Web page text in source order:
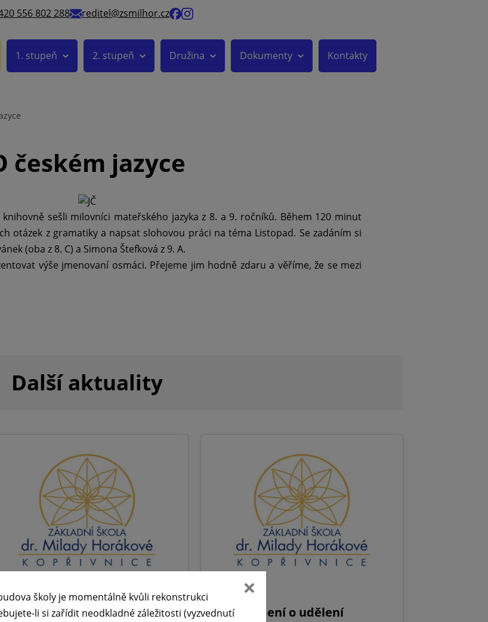
556 802 288 reditel@zsmilhor.cz
1. stupeň 2. stupeň Družina Dokumenty Kontakty
českém jazyce
sešli milovníci mateřského jazyka z 8. a 9. ročníků. Během 120 minut
otázek z gramatiky a napsat slohovou práci na téma Listopad. Se zadáním si
(oba z 8. C) a Simona Štefková z 9. A.
výše jmenovaní osmáci. Přejeme jim hodně zdaru a věříme, že se mezi
Další aktuality
Úřední dny v době letních
🪧Oznámení o udělení
školy je momentálně kvůli rekonstrukci
li si zařídit neodkladné záležitosti (vyzvednutí